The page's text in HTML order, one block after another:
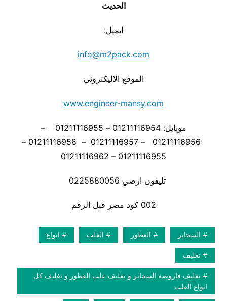
الحديث
ايميل:
info@m2pack.com
الموقع الاليكتروني
www.engineer-mansy.com
موبايل: 01211116954 – 01211116955 –
01211116956 – 01211116957 – 01211116958 –
01211116955 – 01211116962
تليفون ارضي 0225880056
002 كود مصر قبل الرقم
السجاير العطور العلب انواع
تغليف
تغليف قاروصة السجاير و تغليف علب العطور و تغليف كل
انواع العلب